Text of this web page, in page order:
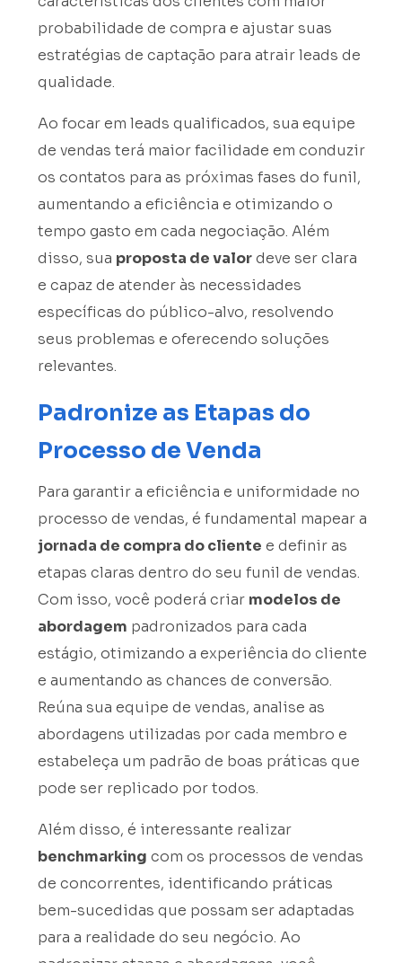
probabilidade de compra e ajustar suas
estratégias de captação para atrair leads de
qualidade.
Ao focar em leads qualificados, sua equipe
de vendas terá maior facilidade em conduzir
os contatos para as próximas fases do funil,
aumentando a eficiência e otimizando o
tempo gasto em cada negociação. Além
disso, sua proposta de valordeve ser clara
e capaz de atender às necessidades
específicas do público-alvo, resolvendo
seus problemas e oferecendo soluções
relevantes.
Padronize as Etapas do
Processo de Venda
Para garantir a eficiência e uniformidade no
processo de vendas, é fundamental mapear a
jornada de compra do cliente e definir as
etapas claras dentro do seu funil de vendas.
Com isso, você poderá criar modelos de
abordagem padronizados para cada
estágio, otimizando a experiência do cliente
e aumentando as chances de conversão.
Reúna sua equipe de vendas, analise as
abordagens utilizadas por cada membro e
estabeleça um padrão de boas práticas que
pode ser replicado por todos.
Além disso, é interessante realizar
benchmarking com os processos de vendas
de concorrentes, identificando práticas
bem-sucedidas que possam ser adaptadas
para a realidade do seu negócio. Ao